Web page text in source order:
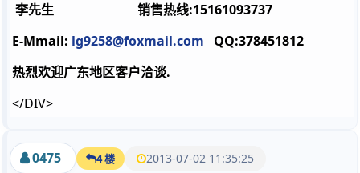
李先生 销售热线:15161093737
E-Mmail: lg9258@foxmail.com QQ:378451812
热烈欢迎广东地区客户洽谈.
</DIV>
0475 4 楼 2013-07-02 11:35:25